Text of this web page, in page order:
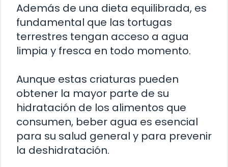
Además de una dieta equilibrada, es
fundamental que las tortugas
terrestres tengan acceso a agua
limpia y fresca en todo momento.
Aunque estas criaturas pueden
obtener la mayor parte de su
hidratación de los alimentos que
consumen, beber agua es esencial
para su salud general y para prevenir
la deshidratación.